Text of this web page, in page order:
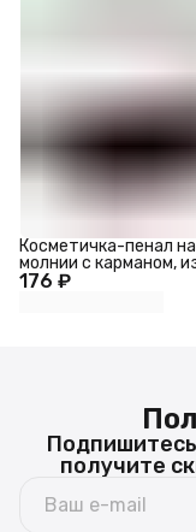
176 ₽
Косметичка-пенал на
молнии с карманом,
искусственной кожи,
получите